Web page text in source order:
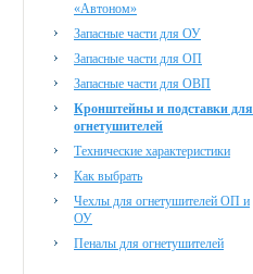
«Автоном»
Запасные части для ОУ
Запасные части для ОП
Запасные части для ОВП
Кронштейны и подставки для
огнетушителей
Технические характеристики
Как выбрать
Чехлы для огнетушителей ОП и
ОУ
Пеналы для огнетушителей